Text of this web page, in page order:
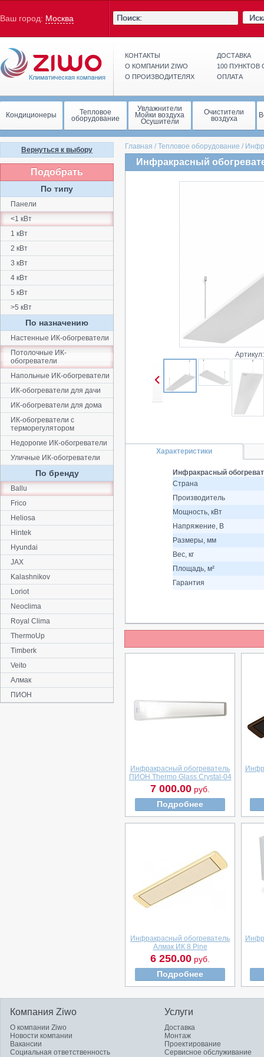
Ваш город: Москва
КОНТАКТЫ
О КОМПАНИИ ZIWO
О ПРОИЗВОДИТЕЛЯХ
ДОСТАВКА
100
ОПЛАТА
Кондиционеры Тепловое
оборудование
Увлажнители
Мойки воздуха
Осушители
Очистители
воздуха
Главная / Тепловое оборудование /
Инфракрасный
Характеристики
Инфракрасный
Страна
Производитель
Мощность, кВт
Напряжение, В
Размеры, мм
Вес, кг
Площадь, м²
Гарантия
Инфракрасный обогреватель
ПИОН Thermo Glass Сrystal-04
7 000.00 руб.
Подробнее
Инфракрасный обогреватель
Алмак ИК 8 Pine
6 250.00 руб.
Подробнее
Вернуться к выбору
Подобрать
По типу
Панели
<1 кВт
1 кВт
2 кВт
3 кВт
4 кВт
5 кВт
>5 кВт
По назначению
Настенные ИК-обогреватели
Потолочные ИК-
обогреватели
Напольные ИК-обогреватели
ИК-обогреватели для дачи
ИК-обогреватели для дома
ИК-обогреватели с
терморегулятором
Недорогие ИК-обогреватели
Уличные ИК-обогреватели
По бренду
Ballu
Frico
Heliosa
Hintek
Hyundai
JAX
Kalashnikov
Loriot
Neoclima
Royal Clima
ThermoUp
Timberk
Veito
Алмак
ПИОН
Компания Ziwo
О компании Ziwo
Новости компании
Вакансии
Социальная ответственность
Услуги
Доставка
Монтаж
Проектирование
Сервисное обслуживание